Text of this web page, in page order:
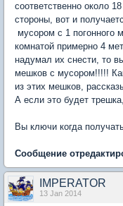
соответственно около
стороны, вот и
мусором с 1 погонного
комнатой примерно 4
надумал их снести, то
мешков с мусором!!!!!
из этих мешков,
А если это будет
Вы ключи когда
Сообщение
IMPERATOR
13 Jan 2014